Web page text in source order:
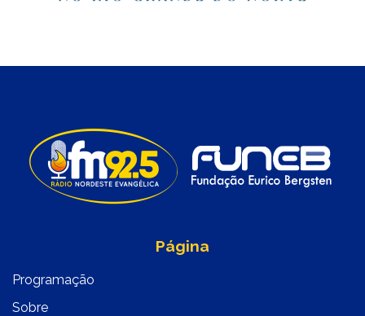
Página
Programação
Sobre